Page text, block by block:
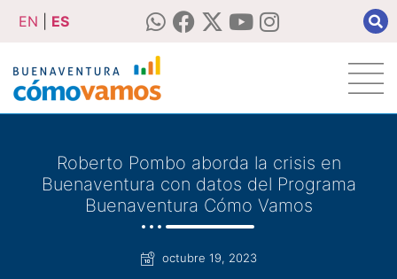
EN ES
Roberto Pombo aborda la crisis en
Buenaventura con datos del Programa
Buenaventura Cómo Vamos
octubre 19, 2023